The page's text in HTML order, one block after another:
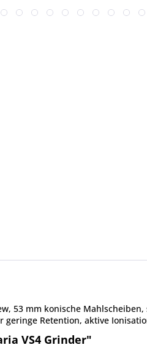
53 mm konische
geringe Retention, aktive
VS4 Grinder"